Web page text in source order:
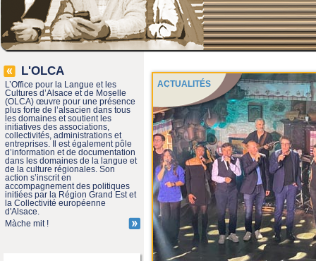
L'OLCA
L’Office pour la Langue et les
Cultures d’Alsace et de Moselle
(OLCA) œuvre pour une présence
plus forte de l’alsacien dans tous
les domaines et soutient les
initiatives des associations,
collectivités, administrations et
entreprises. Il est également pôle
d’information et de documentation
dans les domaines de la langue et
de la culture régionales. Son
action s’inscrit en
accompagnement des politiques
initiées par la Région Grand Est et
la Collectivité européenne
d'Alsace.
Màche mit !
ACTUALITÉS